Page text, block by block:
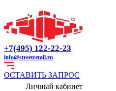
+7(495) 122-22-23
info@streetretail.ru
ОСТАВИТЬ ЗАПРОС
Личный кабинет